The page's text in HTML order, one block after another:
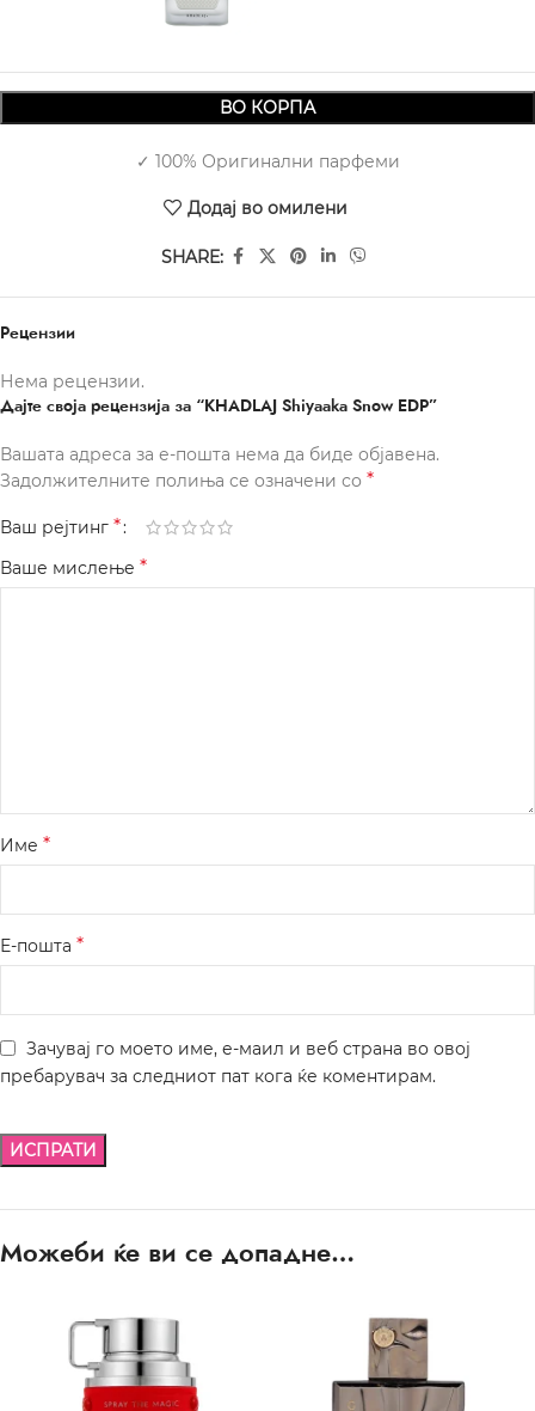
ВО КОРПА
✓ 100% Оригинални парфеми
Додај во омилени
SHARE:
Рецензии
Нема рецензии.
Дајте своја рецензија за “KHADLAJ Shiyaaka Snow EDP”
Вашата адреса за е-пошта нема да биде објавена.
Задолжителните полиња се означени со *
Ваш рејтинг *
Ваше мислење *
Име *
Е-пошта *
Зачувај го моето име, е-маил и веб страна во овој
пребарувач за следниот пат кога ќе коментирам.
Можеби ќе ви се допадне…